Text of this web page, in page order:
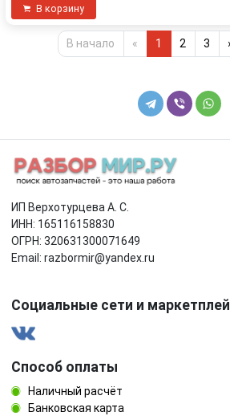
В корзину
В начало « 1 2 3
ИП Верхотурцева А. С.
ИНН: 165116158830
ОГРН: 320631300071649
Email: razbormir@yandex.ru
Социальные сети и
Способ оплаты
Наличный расчёт
Банковская карта